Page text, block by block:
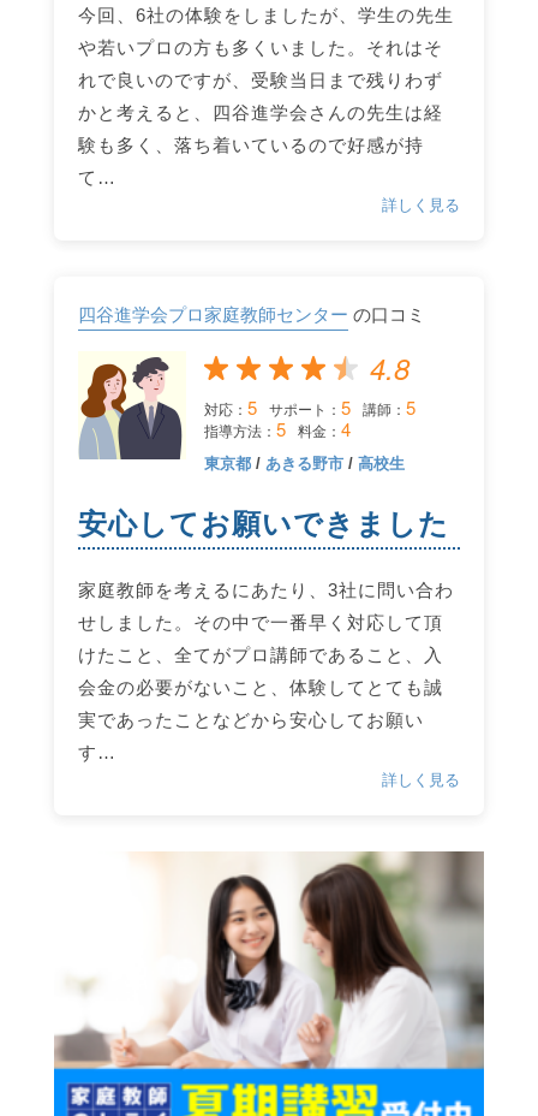
今回、6社の体験をしましたが、学生の先生
や若いプロの方も多くいました。それはそ
れで良いのですが、受験当日まで残りわず
かと考えると、四谷進学会さんの先生は経
験も多く、落ち着いているので好感が持
て…
詳しく見る
四谷進学会プロ家庭教師センター の口コミ
4.8
対応： 5 サポート： 5 講師： 5
指導方法： 5 料金： 4
東京都/ あきる野市/ 高校生
安心してお願いできました
家庭教師を考えるにあたり、3社に問い合わ
せしました。その中で一番早く対応して頂
けたこと、全てがプロ講師であること、入
会金の必要がないこと、体験してとても誠
実であったことなどから安心してお願い
す…
詳しく見る